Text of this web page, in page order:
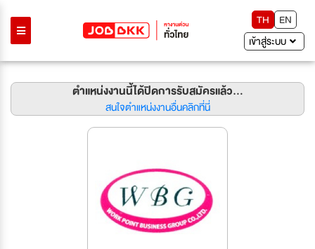
TH
EN
เข้าสู่ระบบ
ตำแหน่งงานนี้ได้ปิดการรับสมัครแล้ว...
สนใจตำแหน่งงานอื่นคลิกที่นี่